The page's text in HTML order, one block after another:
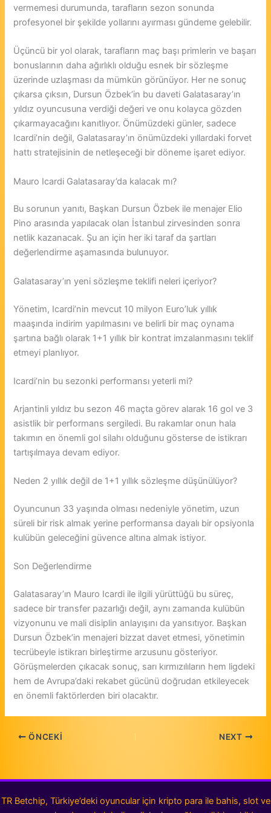
vermemesi durumunda, tarafların sezon sonunda
profesyonel bir şekilde yollarını ayırması gündeme gelebilir.
Üçüncü bir yol olarak, tarafların maç başı primlerin ve başarı
bonuslarının daha ağırlıklı olduğu esnek bir sözleşme
üzerinde uzlaşması da mümkün görünüyor. Her ne sonuç
çıkarsa çıksın, Dursun Özbek’in bu daveti Galatasaray’ın
yıldız oyuncusuna verdiği değeri ve onu kolayca gözden
çıkarmayacağını kanıtlıyor. Önümüzdeki günler, sadece
Icardi’nin değil, Galatasaray’ın önümüzdeki yıllardaki forvet
hattı stratejisinin de netleşeceği bir döneme işaret ediyor.
Mauro Icardi Galatasaray’da kalacak mı?
Bu sorunun yanıtı, Başkan Dursun Özbek ile menajer Elio
Pino arasında yapılacak olan İstanbul zirvesinden sonra
netlik kazanacak. Şu an için her iki taraf da şartları
değerlendirme aşamasında bulunuyor.
Galatasaray’ın yeni sözleşme teklifi neleri içeriyor?
Yönetim, Icardi’nin mevcut 10 milyon Euro’luk yıllık
maaşında indirim yapılmasını ve belirli bir maç oynama
şartına bağlı olarak 1+1 yıllık bir kontrat imzalanmasını teklif
etmeyi planlıyor.
Icardi’nin bu sezonki performansı yeterli mi?
Arjantinli yıldız bu sezon 46 maçta görev alarak 16 gol ve 3
asistlik bir performans sergiledi. Bu rakamlar onun hala
takımın en önemli gol silahı olduğunu gösterse de istikrarı
tartışılmaya devam ediyor.
Neden 2 yıllık değil de 1+1 yıllık sözleşme düşünülüyor?
Oyuncunun 33 yaşında olması nedeniyle yönetim, uzun
süreli bir risk almak yerine performansa dayalı bir opsiyonla
kulübün geleceğini güvence altına almak istiyor.
Son Değerlendirme
Galatasaray’ın Mauro Icardi ile ilgili yürüttüğü bu süreç,
sadece bir transfer pazarlığı değil, aynı zamanda kulübün
vizyonunu ve mali disiplin anlayışını da yansıtıyor. Başkan
Dursun Özbek’in menajeri bizzat davet etmesi, yönetimin
tecrübeyle istikrarı birleştirme arzusunu gösteriyor.
Görüşmelerden çıkacak sonuç, sarı kırmızılıların hem ligdeki
hem de Avrupa’daki rekabet gücünü doğrudan etkileyecek
en önemli faktörlerden biri olacaktır.
ÖNCEKI NEXT
TR Betchip, Türkiye’deki oyuncular için kripto para ile bahis, slot ve